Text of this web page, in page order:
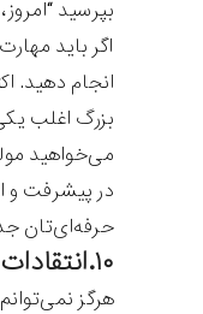
بپرسید
اگر باید
انجام دهید.
بزرگ اغلب
می‌خواهید
در پیشرفت و
حرفه‌ای‌تان
۱۰.انتقادات و پیشنهادها را بپذیرید
هرگز